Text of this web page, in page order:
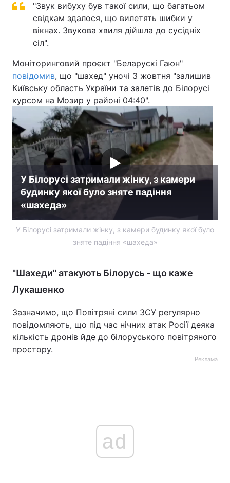
"Звук вибуху був такої сили, що багатьом
свідкам здалося, що вилетять шибки у
вікнах. Звукова хвиля дійшла до сусідніх
сіл".
Моніторинговий проєкт "Беларускі Гаюн"
повідомив, що "шахед" уночі 3 жовтня "залишив
Київську область України та залетів до Білорусі
курсом на Мозир у районі 04:40".
У Білорусі затримали жінку, з камери
будинку якої було зняте падіння
«шахеда»
У Білорусі затримали жінку, з камери будинку якої було
зняте падіння «шахеда»
"Шахеди" атакують Білорусь - що каже
Лукашенко
Зазначимо, що Повітряні сили ЗСУ регулярно
повідомляють, що під час нічних атак Росії деяка
кількість дронів йде до білоруського повітряного
простору.
Реклама
ad